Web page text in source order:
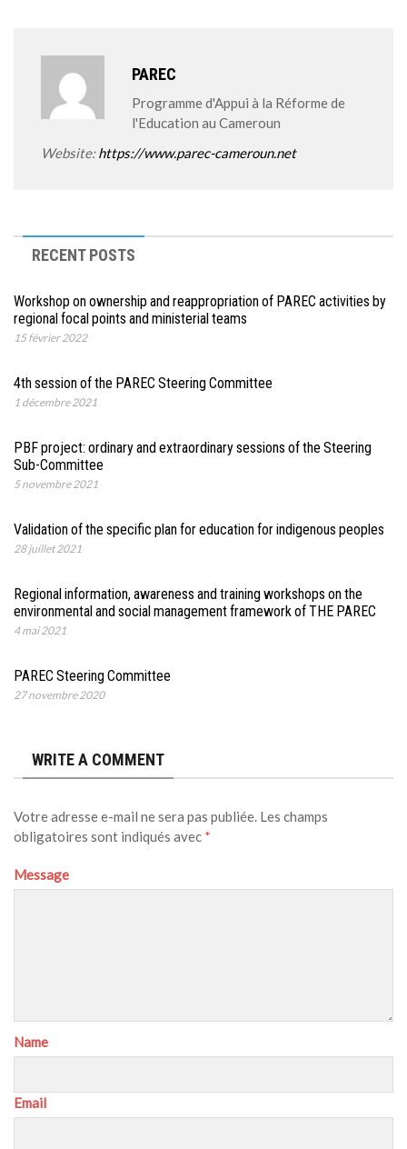
PAREC
Programme d'Appui à la Réforme de
l'Education au Cameroun
Website:https://www.parec-cameroun.net
RECENT POSTS
Workshop on ownership and reappropriation of PAREC activities by
regional focal points and ministerial teams
15 février 2022
4th session of the PAREC Steering Committee
1 décembre 2021
PBF project: ordinary and extraordinary sessions of the Steering
Sub-Committee
5 novembre 2021
Validation of the specific plan for education for indigenous peoples
28 juillet 2021
Regional information, awareness and training workshops on the
environmental and social management framework of THE PAREC
4 mai 2021
PAREC Steering Committee
27 novembre 2020
WRITE A COMMENT
Votre adresse e-mail ne sera pas publiée. Les champs
obligatoires sont indiqués avec *
Message
Name
Email